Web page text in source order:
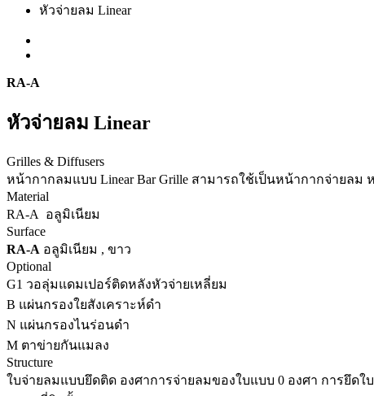
หัวจ่ายลม Linear
RA-A
หัวจ่ายลม Linear
Grilles & Diffusers
หน้ากากลมแบบ Linear Bar Grille สามารถใช้เป็นหน้ากากจ่ายล
Material
RA-A อลูมิเนียม
Surface
RA-A อลูมิเนียม , ขาว
Optional
G1 วอลุ่มแดมเปอร์ติดหลังหัวจ่ายเหลี่ยม
B แผ่นกรองใยสังเคราะห์ดำ
N แผ่นกรองไนร่อนดำ
M ตาข่ายกันแมลง
Structure
ใบจ่ายลมแบบยึดติด องศาการจ่ายลมของใบแบบ 0 องศา การยึด